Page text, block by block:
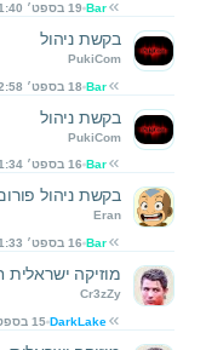
Bar 19 בספט׳ 11:40
בקשת ניהול
PukiCom
Bar 18 בספט׳ 12:58
בקשת ניהול
PukiCom
Bar 16 בספט׳ 21:34
בקשת ניהול
Eran
Bar 16 בספט׳ 21:33
מוזיקה ישראלית
Cr3zZy
DarkLake 15 בספט׳ 17:29